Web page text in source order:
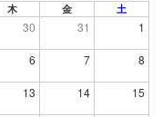
木 金 土
30 31 1
6 7 8
13 14 15